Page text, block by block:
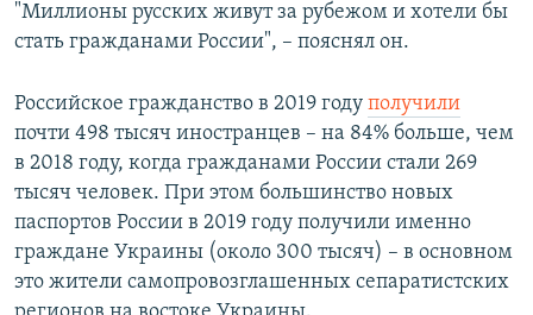
"Миллионы русских живут за рубежом и хотели бы
стать гражданами России", – пояснял он.
Российское гражданство в 2019 году получили
почти 498 тысяч иностранцев – на 84% больше, чем
в 2018 году, когда гражданами России стали 269
тысяч человек. При этом большинство новых
паспортов России в 2019 году получили именно
граждане Украины (около 300 тысяч) – в основном
это жители самопровозглашенных сепаратистских